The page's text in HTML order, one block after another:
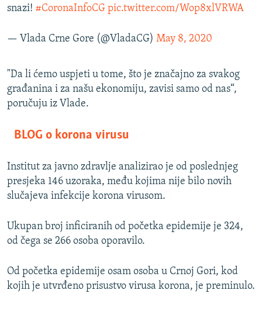
snazi! #CoronaInfoCG pic.twitter.com/Wop8xlVRWA
— Vlada Crne Gore (@VladaCG) May 8, 2020
"Da li ćemo uspjeti u tome, što je značajno za svakog
građanina i za našu ekonomiju, zavisi samo od nas“,
poručuju iz Vlade.
BLOG o korona virusu
Institut za javno zdravlje analizirao je od poslednjeg
presjeka 146 uzoraka, među kojima nije bilo novih
slučajeva infekcije korona virusom.
Ukupan broj inficiranih od početka epidemije je 324,
od čega se 266 osoba oporavilo.
Od početka epidemije osam osoba u Crnoj Gori, kod
kojih je utvrđeno prisustvo virusa korona, je preminulo.